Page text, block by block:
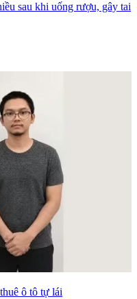
sau khi uống rượu, gây tai
ô tô tự lái